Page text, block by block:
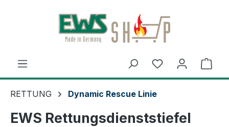
Zum Hauptinhalt springen
RETTUNG Dynamic Rescue Linie
EWS Rettungsdienststiefel